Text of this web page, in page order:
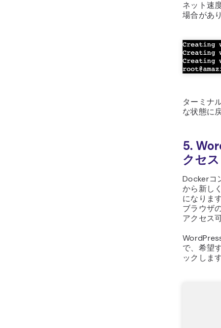
ネット速
場合があ
ターミナ
な状態に
5.
クセス
Dockerコ
から新し
になりま
ブラウザ
アクセス
で、希望
ックしま